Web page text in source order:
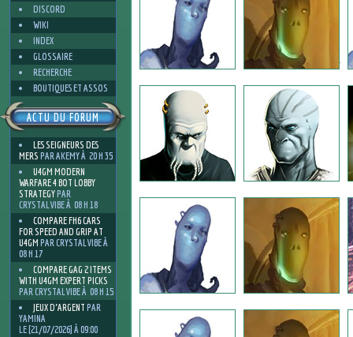
DISCORD
WIKI
INDEX
GLOSSAIRE
RECHERCHE
BOUTIQUES ET ASSOS
ACTU DU FORUM
LES SEIGNEURS DES
MERS PAR AKEMY À 20 H 35
U4GM MODERN
WARFARE 4 BOT LOBBY
STRATEGYPAR
CRYSTALVIBE À 08 H 18
COMPARE FH6 CARS
FOR SPEED AND GRIP AT
U4GM PAR CRYSTALVIBE À
08 H 17
COMPARE GAG 2 ITEMS
WITH U4GM EXPERT PICKS
PAR CRYSTALVIBE À 08 H 15
JEUX D'ARGENT PAR
YAMINA
LE [21/07/2026] À 09:00
1